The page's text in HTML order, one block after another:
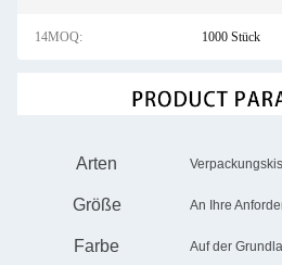
14MOQ: 1000 Stück
Arten
Größe An Ihre
Farbe Auf der